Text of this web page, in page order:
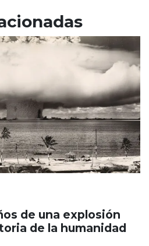
de una explosión
de la humanidad